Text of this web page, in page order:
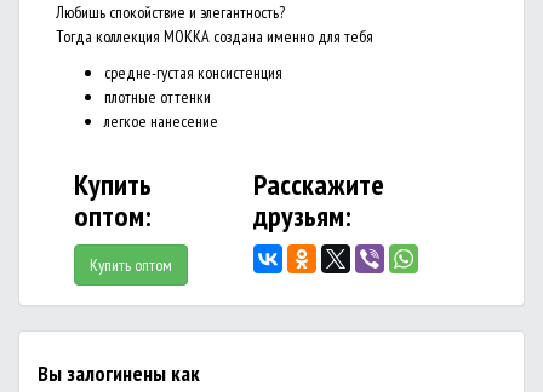
Любишь спокойствие и элегантность?
Тогда коллекция MOKKA создана именно для тебя
средне-густая консистенция
плотные оттенки
легкое нанесение
Купить
оптом:
Купить оптом
Расскажите
друзьям:
Вы залогинены как